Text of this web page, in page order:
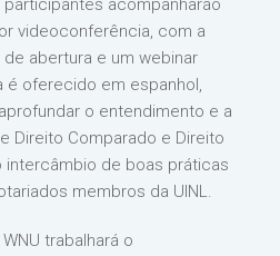
acompanharão
videoconferência, com a
abertura e um webinar
é oferecido em espanhol,
o entendimento e a
Direito Comparado e Direito
intercâmbio de boas práticas
membros da UINL.
trabalhará o